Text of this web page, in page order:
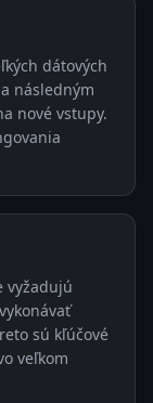
dátových
následným
nové vstupy.
vyžadujú
sú kľúčové
veľkom